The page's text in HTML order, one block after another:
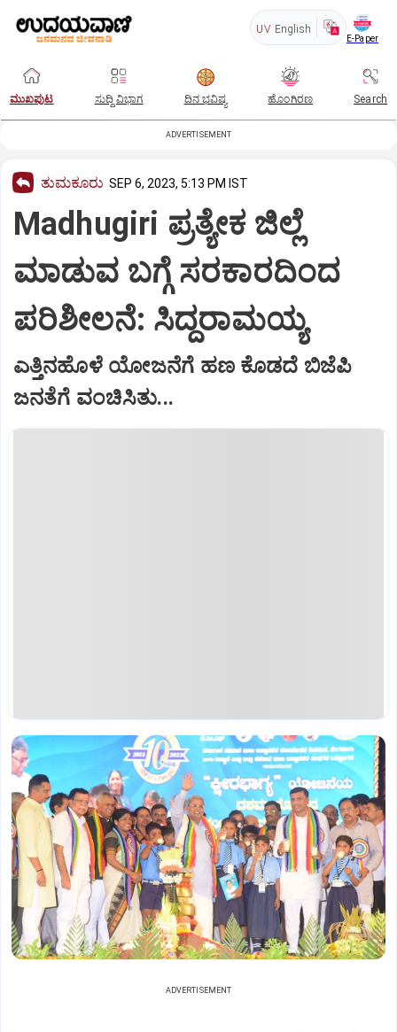
UV English
E-Paper
ಮುಖಪುಟ ಸುದ್ದಿ ವಿಭಾಗ ದಿನ ಭವಿಷ್ಯ ಹೊಂಗಿರಣ Search
ADVERTISEMENT
ತುಮಕೂರು SEP 6, 2023, 5:13 PM IST
Madhugiri ಪ್ರತ್ಯೇಕ ಜಿಲ್ಲೆ
ಮಾಡುವ ಬಗ್ಗೆ ಸರಕಾರದಿಂದ
ಪರಿಶೀಲನೆ: ಸಿದ್ದರಾಮಯ್ಯ
ಎತ್ತಿನಹೊಳೆ ಯೋಜನೆಗೆ ಹಣ ಕೊಡದೆ ಬಿಜೆಪಿ
ಜನತೆಗೆ ವಂಚಿಸಿತು...
ADVERTISEMENT